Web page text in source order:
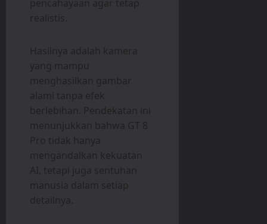
pencahayaan agar tetap
realistis.
Hasilnya adalah kamera
yang mampu
menghasilkan gambar
alami tanpa efek
berlebihan. Pendekatan ini
menunjukkan bahwa GT 8
Pro tidak hanya
mengandalkan kekuatan
AI, tetapi juga sentuhan
manusia dalam setiap
detailnya.